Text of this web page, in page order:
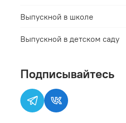
Выпускной в школе
Выпускной в детском саду
Подписывайтесь